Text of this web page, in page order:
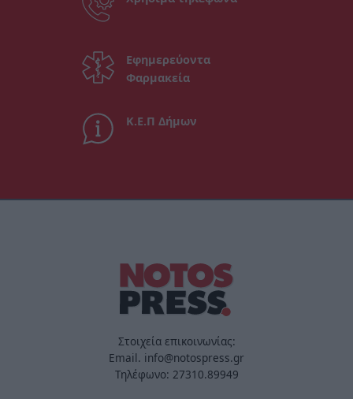
Εφημερεύοντα
Φαρμακεία
Κ.Ε.Π Δήμων
Στοιχεία επικοινωνίας:
Email. info@notospress.gr
Τηλέφωνο: 27310.89949